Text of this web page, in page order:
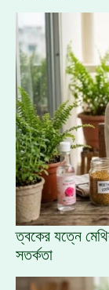
ত্বকের যত্নে
সতর্কতা